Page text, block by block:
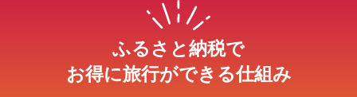
ふるさと納税で
お得に旅行ができる仕組み